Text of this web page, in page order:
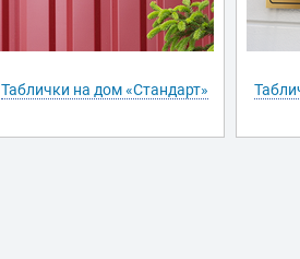
Таблички на дом «Стандарт»